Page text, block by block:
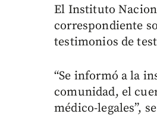
El Instituto
correspondiente
testimonios de
“Se informó a la
comunidad, el
médico-legales”,